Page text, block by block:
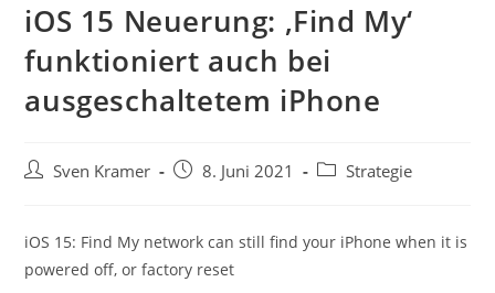
iOS 15 Neuerung: ‚Find My‘
funktioniert auch bei
ausgeschaltetem iPhone
Sven Kramer 8. Juni 2021 Strategie
iOS 15: Find My network can still find your iPhone when it is
powered off, or factory reset